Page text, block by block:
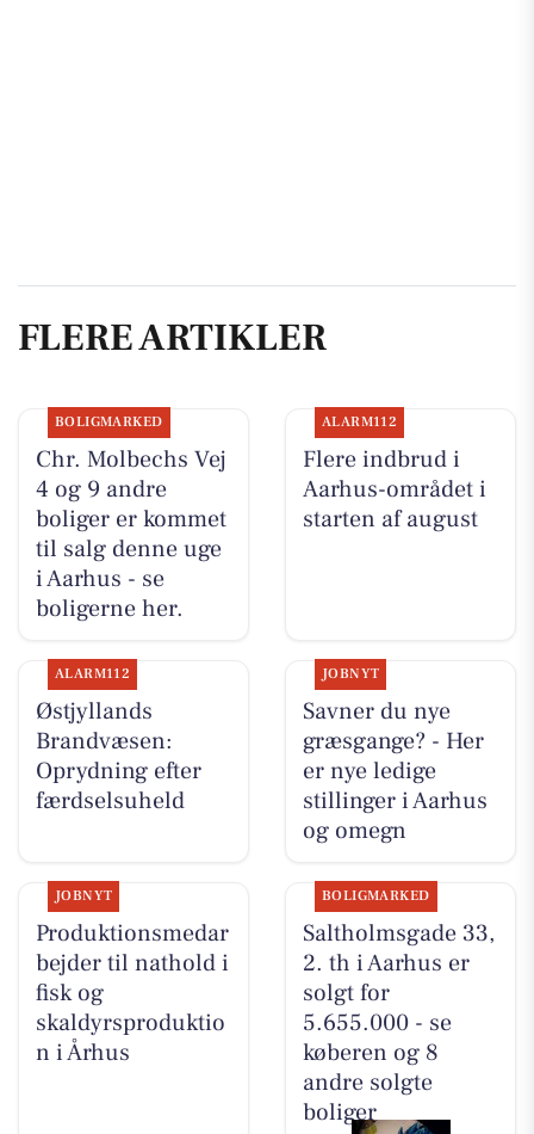
FLERE ARTIKLER
BOLIGMARKED
Chr. Molbechs Vej
4 og 9 andre
boliger er kommet
til salg denne uge
i Aarhus - se
boligerne her.
ALARM112
Flere indbrud i
Aarhus-området i
starten af august
ALARM112
Østjyllands
Brandvæsen:
Oprydning efter
færdselsuheld
JOBNYT
Savner du nye
græsgange? - Her
er nye ledige
stillinger i Aarhus
og omegn
JOBNYT
Produktionsmedar
bejder til nathold i
fisk og
skaldyrsproduktio
n i Århus
BOLIGMARKED
Saltholmsgade 33,
2. th i Aarhus er
solgt for
5.655.000 - se
køberen og 8
andre solgte
boliger